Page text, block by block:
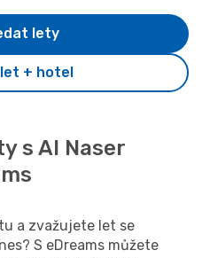
+ hotel
lety
s Al Naser
a zvažujete let se
S eDreams můžete